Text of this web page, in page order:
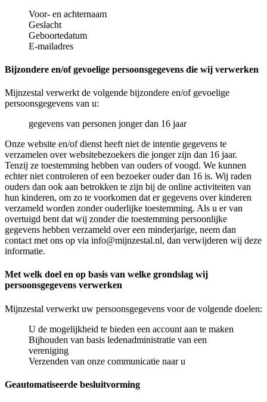
Voor- en achternaam
Geslacht
Geboortedatum
E-mailadres
Bijzondere en/of gevoelige persoonsgegevens die wij verwerken
Mijnzestal verwerkt de volgende bijzondere en/of gevoelige
persoonsgegevens van u:
gegevens van personen jonger dan 16 jaar
Onze website en/of dienst heeft niet de intentie gegevens te
verzamelen over websitebezoekers die jonger zijn dan 16 jaar.
Tenzij ze toestemming hebben van ouders of voogd. We kunnen
echter niet controleren of een bezoeker ouder dan 16 is. Wij raden
ouders dan ook aan betrokken te zijn bij de online activiteiten van
hun kinderen, om zo te voorkomen dat er gegevens over kinderen
verzameld worden zonder ouderlijke toestemming. Als u er van
overtuigd bent dat wij zonder die toestemming persoonlijke
gegevens hebben verzameld over een minderjarige, neem dan
contact met ons op via info@mijnzestal.nl, dan verwijderen wij deze
informatie.
Met welk doel en op basis van welke grondslag wij
persoonsgegevens verwerken
Mijnzestal verwerkt uw persoonsgegevens voor de volgende doelen:
U de mogelijkheid te bieden een account aan te maken
Bijhouden van basis ledenadministratie van een
vereniging
Verzenden van onze communicatie naar u
Geautomatiseerde besluitvorming